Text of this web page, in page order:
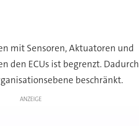
mit Sensoren, Aktuatoren und
den ECUs ist begrenzt. Dadurch
beschränkt.
ANZEIGE